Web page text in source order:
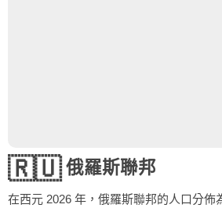
🇷🇺俄羅斯聯邦
在西元 2026 年，俄羅斯聯邦的人口分佈